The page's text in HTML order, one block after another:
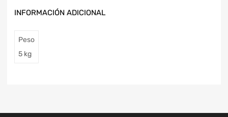
INFORMACIÓN ADICIONAL
Peso
5 kg